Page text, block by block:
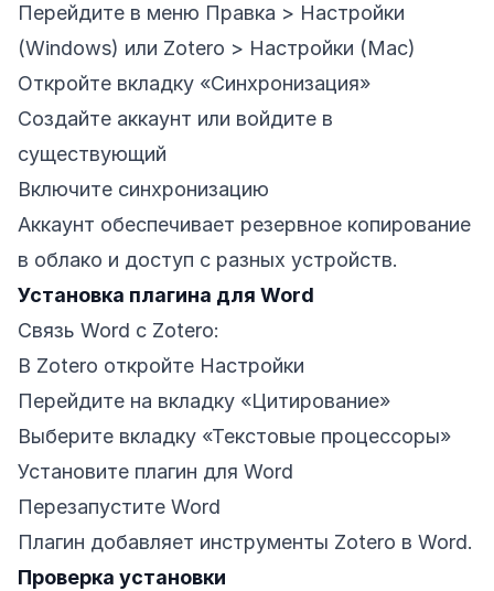
Перейдите в меню Правка > Настройки
(Windows) или Zotero > Настройки (Mac)
Откройте вкладку «Синхронизация»
Создайте аккаунт или войдите в
существующий
Включите синхронизацию
Аккаунт обеспечивает резервное копирование
в облако и доступ с разных устройств.
Установка плагина для Word
Связь Word с Zotero:
В Zotero откройте Настройки
Перейдите на вкладку «Цитирование»
Выберите вкладку «Текстовые процессоры»
Установите плагин для Word
Перезапустите Word
Плагин добавляет инструменты Zotero в Word.
Проверка установки